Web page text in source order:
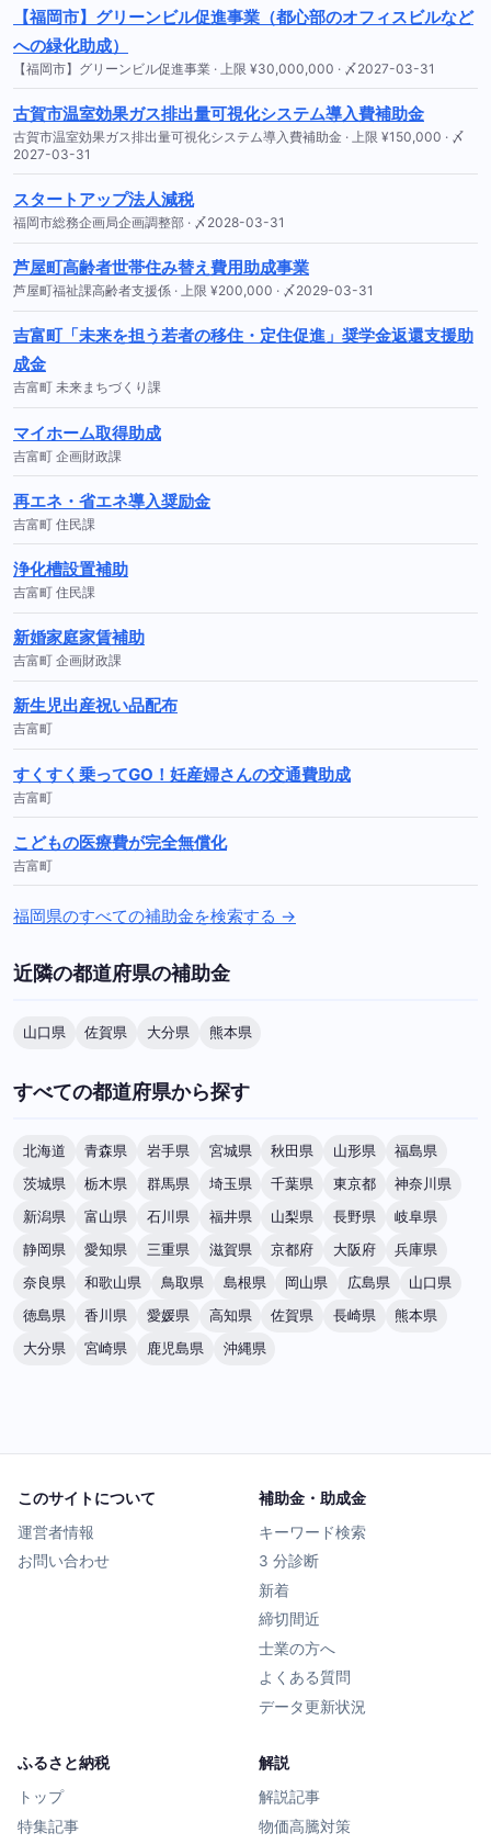
【福岡市】グリーンビル促進事業（都心部のオフィスビルなど
への緑化助成）
【福岡市】グリーンビル促進事業 · 上限 ¥30,000,000 · 〆2027-03-31
古賀市温室効果ガス排出量可視化システム導入費補助金
古賀市温室効果ガス排出量可視化システム導入費補助金 · 上限 ¥150,000 · 〆
2027-03-31
スタートアップ法人減税
福岡市総務企画局企画調整部 · 〆2028-03-31
芦屋町高齢者世帯住み替え費用助成事業
芦屋町福祉課高齢者支援係 · 上限 ¥200,000 · 〆2029-03-31
吉富町「未来を担う若者の移住・定住促進」奨学金返還支援助
成金
吉富町 未来まちづくり課
マイホーム取得助成
吉富町 企画財政課
再エネ・省エネ導入奨励金
吉富町 住民課
浄化槽設置補助
吉富町 住民課
新婚家庭家賃補助
吉富町 企画財政課
新生児出産祝い品配布
吉富町
すくすく乗ってGO！妊産婦さんの交通費助成
吉富町
こどもの医療費が完全無償化
吉富町
福岡県のすべての補助金を検索する →
近隣の都道府県の補助金
山口県 佐賀県 大分県 熊本県
すべての都道府県から探す
北海道 青森県 岩手県 宮城県 秋田県 山形県
福島県
茨城県
栃木県 群馬県 埼玉県 千葉県 東京都
神奈川県
新潟県
富山県 石川県 福井県 山梨県 長野県
岐阜県
静岡県
愛知県 三重県 滋賀県 京都府 大阪府
兵庫県
奈良県
和歌山県 鳥取県 島根県 岡山県 広島県
山口県
徳島県
香川県 愛媛県 高知県 佐賀県 長崎県
熊本県
大分県
宮崎県 鹿児島県 沖縄県
このサイトについて
運営者情報
お問い合わせ
補助金・助成金
キーワード検索
3 分診断
新着
締切間近
士業の方へ
よくある質問
データ更新状況
ふるさと納税
トップ
特集記事
解説
解説記事
物価高騰対策